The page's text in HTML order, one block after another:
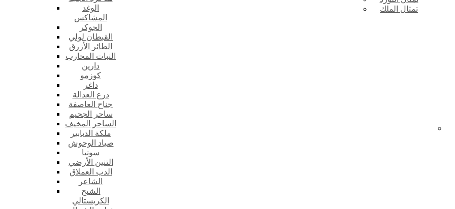
الوغد
المشاكس
الجوكر
القبطان لولي
الطائر الأزرق
النبات المحارب
دارين
كوزمو
داغر
درع العدالة
جناح العاصفة
ساحر الجحيم
الساحر المخيف
ملكة الدبابير
صياد الوحوش
سونيا
التنين الأرضي
الدب العملاق
الشاعر
الشبح
الكريستالي
تمثال الملك